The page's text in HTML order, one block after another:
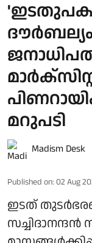
മറുപടി
Madism Desk
Published on: 02 Aug
ഇടത്